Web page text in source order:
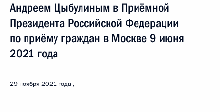
Андреем Цыбулиным в Приёмной
Президента Российской Федерации
по приёму граждан в Москве 9 июня
2021 года
29 ноября 2021 года